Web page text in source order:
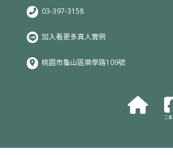
03-397-3158
加入看更多真人實例
桃園市龜山區樂學路109號